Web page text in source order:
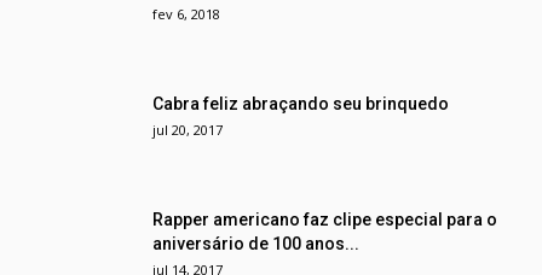
fev 6, 2018
Cabra feliz abraçando seu brinquedo
jul 20, 2017
Rapper americano faz clipe especial para o
aniversário de 100 anos...
jul 14, 2017